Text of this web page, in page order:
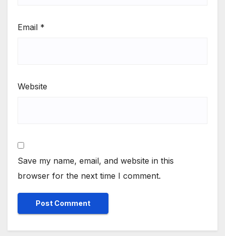
Email *
Website
Save my name, email, and website in this
browser for the next time I comment.